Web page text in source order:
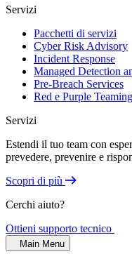
Servizi
Pacchetti di servizi
Cyber Risk Advisory
Incident Response
Managed Detection
Pre-Breach Services
Red e Purple Teaming
Servizi
Estendi il tuo team con
prevedere, prevenire e
Scopri di più
Cerchi aiuto?
Ottieni supporto tecnico
Main Menu